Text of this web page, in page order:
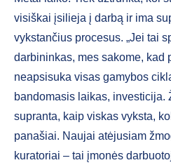
visiškai įsilieja į darbą ir ima
vykstančius procesus. „Jei tai
darbininkas, mes sakome, kad
neapsisuka visas gamybos
bandomasis laikas, investicija.
supranta, kaip viskas vyksta,
panašiai. Naujai atėjusiam
kuratoriai – tai įmonės